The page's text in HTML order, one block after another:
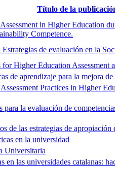
Título de la
Assessment in Higher Education
Competence.
de evaluación en la
Higher Education Assessment
de aprendizaje para la mejora
Practices in Higher
para la evaluación de
de las estrategias de apropiación
en la universidad
Universitaria
en las universidades catalanas: